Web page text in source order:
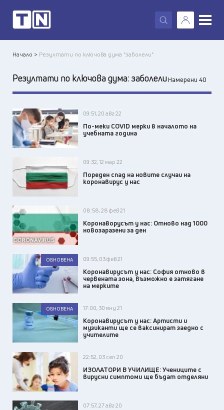
X
Начало > Резултати по ключова дума "заболели"
Резултати по ключова дума:заболелиНамерени 40
09:51, 20 авг 22
По-меки COVID мерки в началото на
учебната година
09:32, 12 мар 22
Пореден спад на новите случаи на
коронавирус у нас
08:58, 28 фев 21
Коронаворусът у нас: Отново над 1000
новозаразени за ден
ОБНОВЕНА 09:55, 03 фев 21
Коронавирусът у нас: София отново в
червената зона, възможно е затягане
на мерките
ОБНОВЕНА 17:00, 30 яну 21
Коронавирусът у нас: Артисти и
музиканти ще се ваксинират заедно с
учителите
22:52, 03 сеп 20
ИЗОЛАТОРИ В УЧИЛИЩЕ: Учениците с
вирусни симптоми ще бъдат отделяни
07:57, 27 авг 20